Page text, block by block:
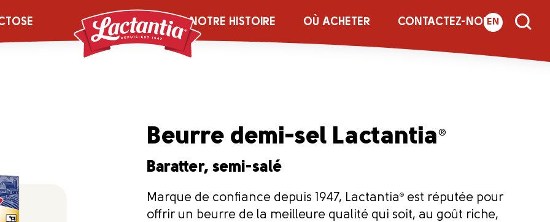
NOTRE HISTOIRE OÙ ACHETER CONTACTEZ-NOUS
EN
Beurre demi-sel Lactantia®
Baratter, semi-salé
Marque de confiance depuis 1947, Lactantia® est réputée pour
offrir un beurre de la meilleure qualité qui soit, au goût riche,